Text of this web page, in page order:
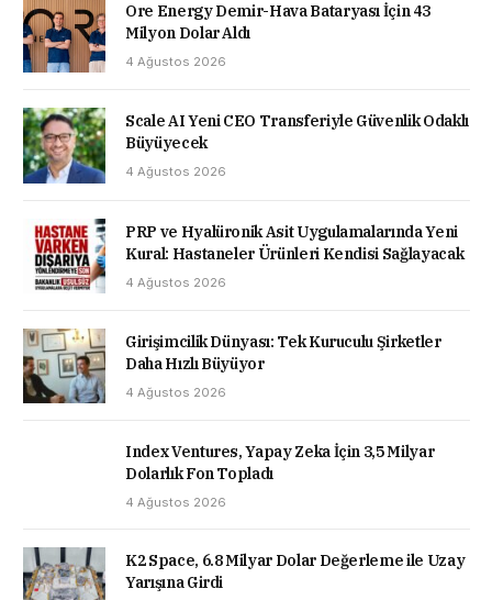
Ore Energy Demir-Hava Bataryası İçin 43
Milyon Dolar Aldı
4 Ağustos 2026
Scale AI Yeni CEO Transferiyle Güvenlik Odaklı
Büyüyecek
4 Ağustos 2026
PRP ve Hyalüronik Asit Uygulamalarında Yeni
Kural: Hastaneler Ürünleri Kendisi Sağlayacak
4 Ağustos 2026
Girişimcilik Dünyası: Tek Kuruculu Şirketler
Daha Hızlı Büyüyor
4 Ağustos 2026
Index Ventures, Yapay Zeka İçin 3,5 Milyar
Dolarlık Fon Topladı
4 Ağustos 2026
K2 Space, 6.8 Milyar Dolar Değerleme ile Uzay
Yarışına Girdi